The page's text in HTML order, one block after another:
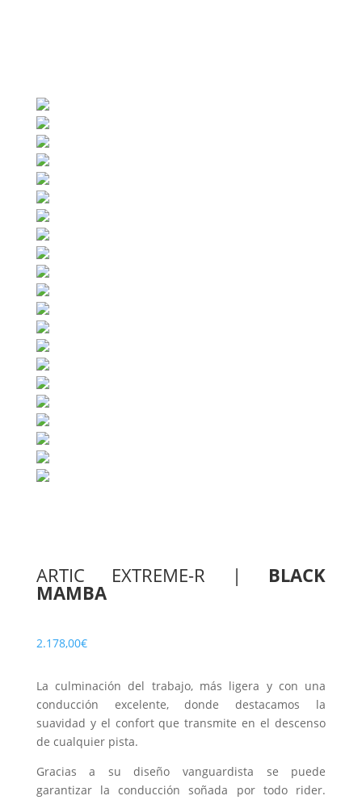
ARTIC EXTREME-R | BLACK
MAMBA
2.178,00€
La culminación del trabajo, más ligera y con una
conducción excelente, donde destacamos la
suavidad y el confort que transmite en el descenso
de cualquier pista.
Gracias a su diseño vanguardista se puede
garantizar la conducción soñada por todo rider.